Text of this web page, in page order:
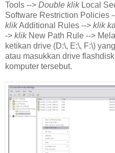
Tools --> Double klikLocal
Software Restriction Policies
klikAdditional Rules --> klik
-> klik New Path Rule -->
ketikan drive (D:\, E:\, F:\)
atau masukkan drive
komputer tersebut.